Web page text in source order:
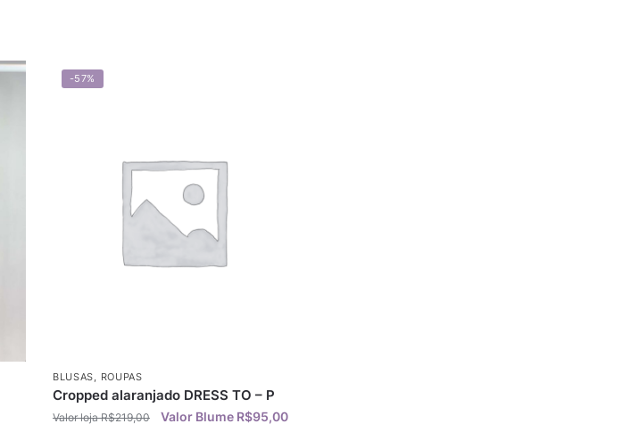
-57%
BLUSAS ROUPAS
Cropped alaranjado DRESS TO – P
R$219,00 R$95,00